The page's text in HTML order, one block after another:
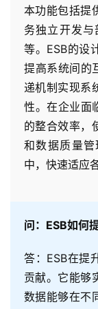
本功能包括提
务独立开发
等。ESB的设
提高系统间的
递机制实现系
性。在企业面
的整合效率，
和数据质量
中，快速适应
问：ESB如何
答：ESB在提
贡献。它能够
数据能够在不